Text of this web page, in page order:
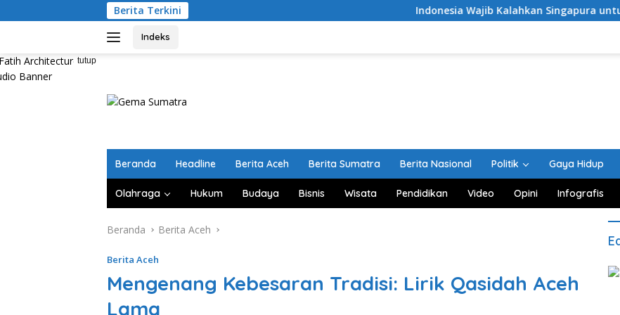
ke
Berita Terkini Indonesia Wajib Kalahkan Singapura untuk Lolos ke
Indeks
tutup
Beranda Headline Berita Aceh Berita Sumatra Berita Nasional Politik Gaya Hidup
Olahraga Hukum Budaya Bisnis Wisata Pendidikan Video Opini Infografis
Beranda Berita Aceh
Berita Aceh
Mengenang Kebesaran Tradisi: Lirik Qasidah Aceh
Lama